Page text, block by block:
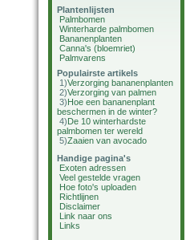
Plantenlijsten
Palmbomen
Winterharde palmbomen
Bananenplanten
Canna's (bloemriet)
Palmvarens
Populairste artikels
1)Verzorging bananenplanten
2)Verzorging van palmen
3)Hoe een bananenplant
beschermen in de winter?
4)De 10 winterhardste
palmbomen ter wereld
5)Zaaien van avocado
Handige pagina's
Exoten adressen
Veel gestelde vragen
Hoe foto's uploaden
Richtlijnen
Disclaimer
Link naar ons
Links